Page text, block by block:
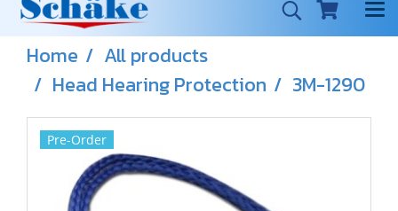
Home
All products
Head Hearing Protection
3M-1290
Pre-Order